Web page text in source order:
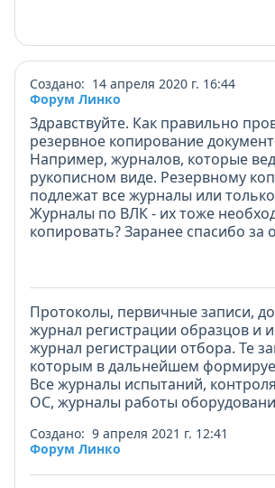
Создано: 14 апреля 2020 г. 16:44
Форум Линко
Здравствуйте. Как правильно
резервное копирование
Например, журналов, которые
рукописном виде. Резервному
подлежат все журналы или
Журналы по ВЛК - их тоже
копировать? Заранее спасибо за
Протоколы, первичные записи,
журнал регистрации образцов и
журнал регистрации отбора. Те
которым в дальнейшем
Все журналы испытаний,
ОС, журналы работы
Создано: 9 апреля 2021 г. 12:41
Форум Линко